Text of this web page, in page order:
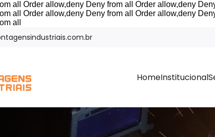
all Order allow,deny Deny from all Order allow,deny
all Order allow,deny Deny from all Order allow,deny
all
HomeInstitucional